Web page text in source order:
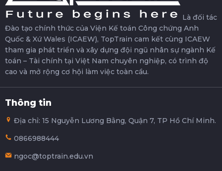
Là đối tác
Đào tạo chính thức của Viện Kế toán Công chứng Anh
Quốc & Xứ Wales (ICAEW), TopTrain cam kết cùng ICAEW
tham gia phát triển và xây dựng đội ngũ nhân sự ngành Kế
toán – Tài chính tại Việt Nam chuyên nghiệp, có trình độ
cao và mở rộng cơ hội làm việc toàn cầu.
Thông tin
Địa chỉ: 15 Nguyễn Lương Bằng, Quận 7, TP Hồ Chí Minh.
0866988444
ngoc@toptrain.edu.vn